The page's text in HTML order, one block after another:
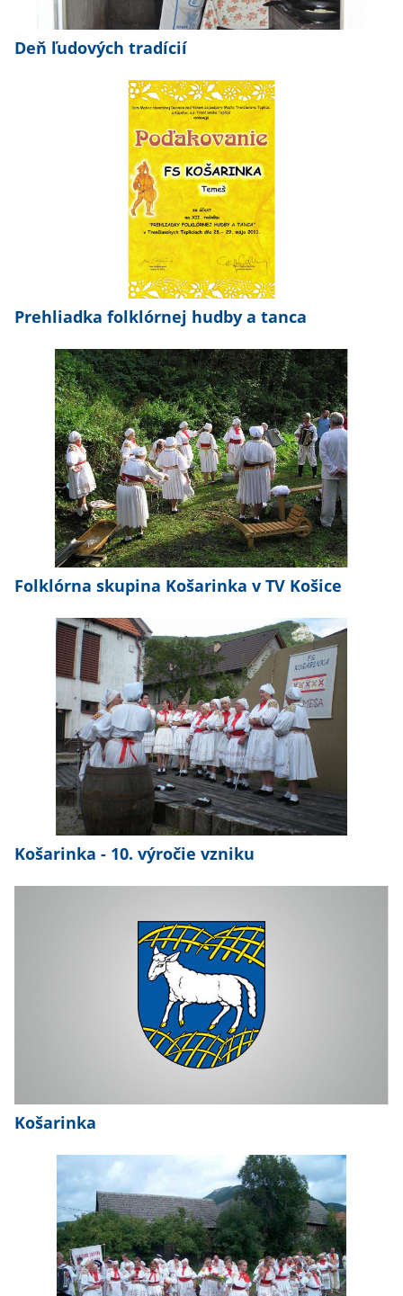
Deň ľudových tradícií
Prehliadka folklórnej hudby a tanca
Folklórna skupina Košarinka v TV Košice
Košarinka - 10. výročie vzniku
Košarinka